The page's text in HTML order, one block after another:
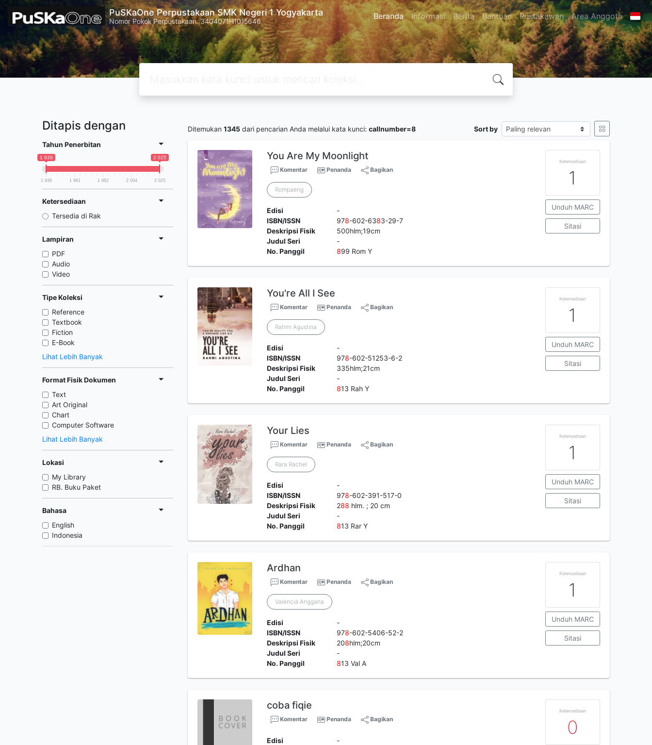
PuSKaOne Perpustakaan SMK Negeri 1 Yogyakarta
Nomor Pokok Perpustakaan: 3404071H1015646 Beranda Informasi Berita Bantuan Pustakawan Area Anggota
Ditapis dengan
Tahun Penerbitan
1 939 2 025
1 939 1 961 1 982 2 004 2 025
Ketersediaan
Tersedia di Rak
Lampiran
PDF
Audio
Video
Tipe Koleksi
Reference
Textbook
Fiction
E-Book
Lihat Lebih Banyak
Format Fisik Dokumen
Text
Art Original
Chart
Computer Software
Lihat Lebih Banyak
Lokasi
My Library
RB. Buku Paket
Bahasa
English
Indonesia
Ditemukan 1345 dari pencarian Anda melalui kata kunci: callnumber=8 Sort by
You Are My Moonlight
Komentar Penanda Bagikan
Rompaeng
Edisi
-
ISBN/ISSN
978-602-6383-29-7
Deskripsi Fisik
500hlm;19cm
Judul Seri
-
No. Panggil
899 Rom Y
Ketersediaan
1
Unduh MARC
Sitasi
You're All I See
Komentar Penanda Bagikan
Rahmi Agustina
Edisi
-
ISBN/ISSN
978-602-51253-6-2
Deskripsi Fisik
335hlm;21cm
Judul Seri
-
No. Panggil
813 Rah Y
Ketersediaan
1
Unduh MARC
Sitasi
Your Lies
Komentar Penanda Bagikan
Rara Rachel
Edisi
-
ISBN/ISSN
978-602-391-517-0
Deskripsi Fisik
288 hlm. ; 20 cm
Judul Seri
-
No. Panggil
813 Rar Y
Ketersediaan
1
Unduh MARC
Sitasi
Ardhan
Komentar Penanda Bagikan
Valencia Anggana
Edisi
-
ISBN/ISSN
978-602-5406-52-2
Deskripsi Fisik
208hlm;20cm
Judul Seri
-
No. Panggil
813 Val A
Ketersediaan
1
Unduh MARC
Sitasi
coba fiqie
Komentar Penanda Bagikan
Edisi
-
Ketersediaan
0